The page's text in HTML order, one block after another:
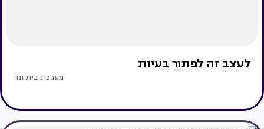
לעצב זה לפתור בעיות
מערכת בית ונוי